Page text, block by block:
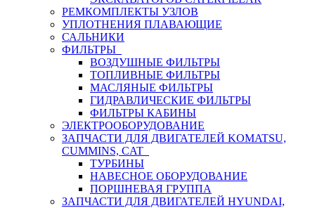
РЕМКОМПЛЕКТЫ УЗЛОВ
УПЛОТНЕНИЯ ПЛАВАЮЩИЕ
САЛЬНИКИ
ФИЛЬТРЫ
ВОЗДУШНЫЕ ФИЛЬТРЫ
ТОПЛИВНЫЕ ФИЛЬТРЫ
МАСЛЯНЫЕ ФИЛЬТРЫ
ГИДРАВЛИЧЕСКИЕ ФИЛЬТРЫ
ФИЛЬТРЫ КАБИНЫ
ЭЛЕКТРООБОРУДОВАНИЕ
ЗАПЧАСТИ ДЛЯ ДВИГАТЕЛЕЙ KOMATSU,
CUMMINS, CAT
ТУРБИНЫ
НАВЕСНОЕ ОБОРУДОВАНИЕ
ПОРШНЕВАЯ ГРУППА
ЗАПЧАСТИ ДЛЯ ДВИГАТЕЛЕЙ HYUNDAI,